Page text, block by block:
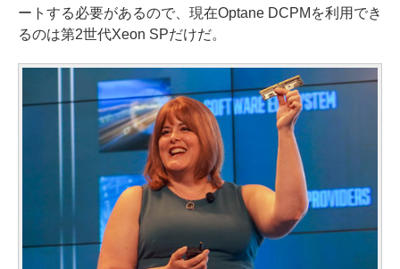
ートする必要があるので、現在Optane DCPMを利用でき
るのは第2世代Xeon SPだけだ。